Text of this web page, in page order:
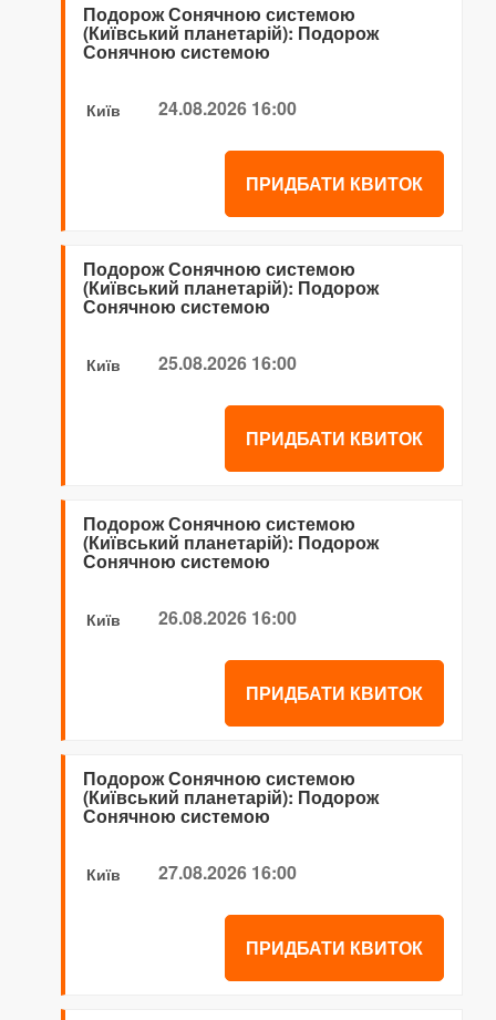
Подорож Сонячною системою
(Київський планетарій): Подорож
Сонячною системою
Київ 24.08.2026 16:00
ПРИДБАТИ КВИТОК
Подорож Сонячною системою
(Київський планетарій): Подорож
Сонячною системою
Київ 25.08.2026 16:00
ПРИДБАТИ КВИТОК
Подорож Сонячною системою
(Київський планетарій): Подорож
Сонячною системою
Київ 26.08.2026 16:00
ПРИДБАТИ КВИТОК
Подорож Сонячною системою
(Київський планетарій): Подорож
Сонячною системою
Київ 27.08.2026 16:00
ПРИДБАТИ КВИТОК